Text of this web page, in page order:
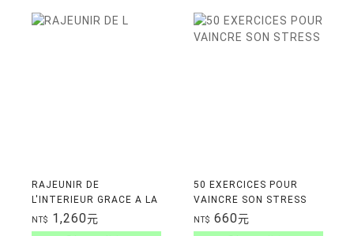
RAJEUNIR DE
L'INTERIEUR GRACE A LA
REVOLUTION DES
FASCIAS
NT$ 1,260元
50 EXERCICES POUR
VAINCRE SON STRESS
NT$ 660元